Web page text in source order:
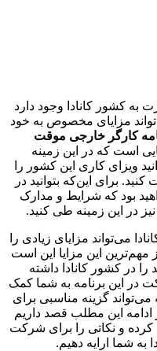
کشور کانادا وجود دارد
مزایای مخصوص به خود
کارگر خارجی موقت
است که در این زمینه
ویزای کاری این کشور را
برای این‌که بتوانید در
بود که شرایط و مدارک
در این زمینه طی کنید.
می‌تواند مزایای زیادی را
مهم‌ترین این مزایا این است
در کشور کانادا داشته
در این برنامه به شما کمک
می‌تواند گزینه مناسبی برای
ادامه این مطلب قصد داریم
و نکاتی را برای شرکت
به شما ارایه دهیم.